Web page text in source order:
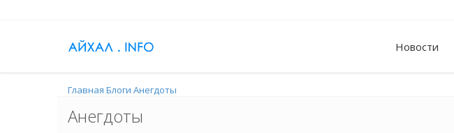
Новости
Главная Блоги Анегдоты
Анегдоты